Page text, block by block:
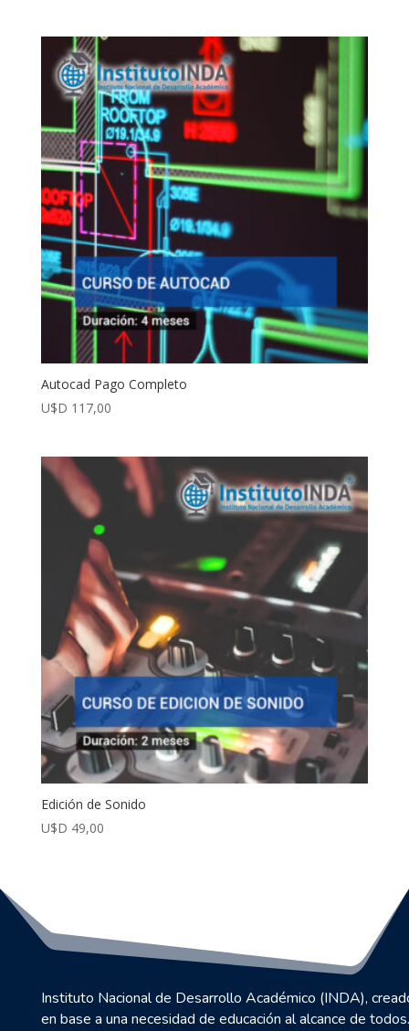
Autocad Pago Completo
U$D 117,00
Edición de Sonido
U$D 49,00
Instituto Nacional de Desarrollo Académico (INDA),
en base a una necesidad de educación al alcance de todos.